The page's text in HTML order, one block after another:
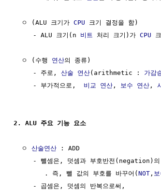
  ㅇ (ALU 크기가
CPU 크기 결정을 함)
     - ALU 크기(n
비트 처리 크기)가 CPU
  ㅇ (수행
연산의 종류)
     - 주로,
산술 연산(arithmetic : 가감
     - 부가적으로,
비교 연산 , 보수 연산 ,
2. ALU 주요 기능 요소
  ㅇ
산술연산 : ADD
- 뺄셈은, 덧셈과 부호반전(negation)
        . 즉, 뺄 값의 부호를 바꾸어(
NOT ,
     - 곱셈은, 덧셈의 반복으로써,